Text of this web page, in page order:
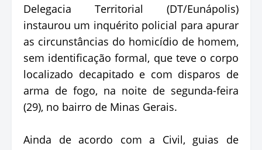
Delegacia Territorial (DT/Eunápolis)
instaurou um inquérito policial para apurar
as circunstâncias do homicídio de homem,
sem identificação formal, que teve o corpo
localizado decapitado e com disparos de
arma de fogo, na noite de segunda-feira
(29), no bairro de Minas Gerais.
Ainda de acordo com a Civil, guias de